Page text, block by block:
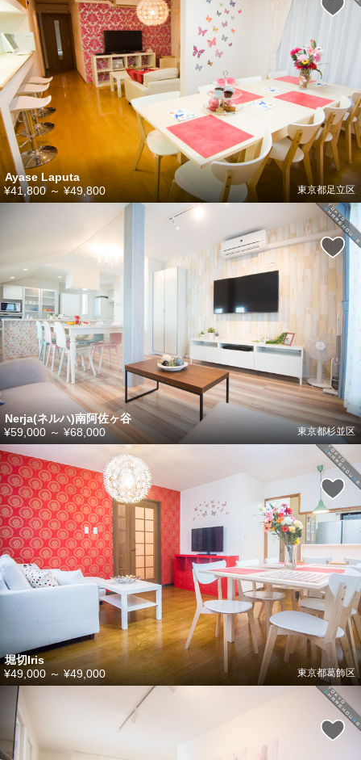
Ayase Laputa
東京都足立区
¥41,800～¥49,800
Nerja(ネルハ)南阿佐ヶ谷
東京都杉並区
¥59,000 ～¥68,000
堀切Iris
東京都葛飾区
¥49,000 ～ ¥49,000